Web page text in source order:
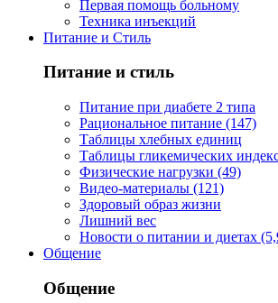
Первая помощь больному
Техника инъекций
Питание и Стиль
Питание и стиль
Питание при диабете 2 типа
Рациональное питание (147)
Таблицы хлебных единиц
Таблицы гликемических
Физические нагрузки (49)
Видео-материалы (121)
Здоровый образ жизни
Лишний вес
Новости о питании и диетах
Общение
Общение